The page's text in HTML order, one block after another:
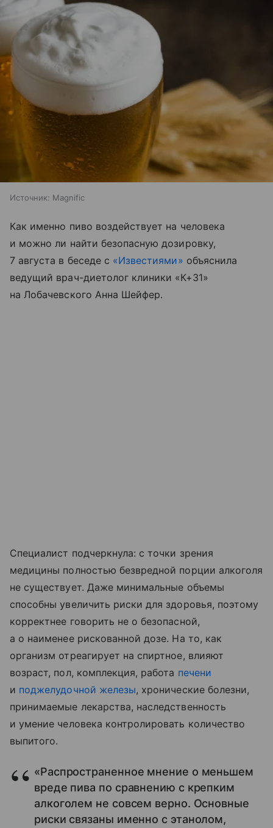
Источник: Magnific
Как именно пиво воздействует на человека
и можно ли найти безопасную дозировку,
7 августа в беседе с «Известиями» объяснила
ведущий врач-диетолог клиники «К+31»
на Лобачевского Анна Шейфер.
Специалист подчеркнула: с точки зрения
медицины полностью безвредной порции алкоголя
не существует. Даже минимальные объемы
способны увеличить риски для здоровья, поэтому
корректнее говорить не о безопасной,
а о наименее рискованной дозе. На то, как
организм отреагирует на спиртное, влияют
возраст, пол, комплекция, работа печени
и поджелудочной железы, хронические болезни,
принимаемые лекарства, наследственность
и умение человека контролировать количество
выпитого.
«Распространенное мнение о меньшем
вреде пива по сравнению с крепким
алкоголем не совсем верно. Основные
риски связаны именно с этанолом,